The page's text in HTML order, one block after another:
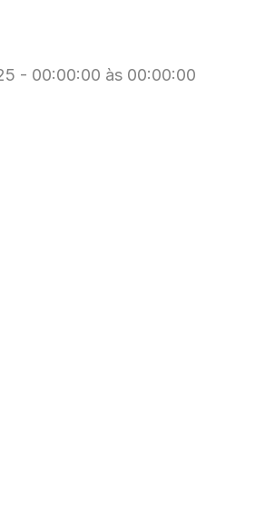
- 00:00:00 às 00:00:00